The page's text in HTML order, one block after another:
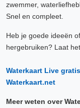
zwemmer,
Snel en compleet.
Heb je goede ideeën
hergebruiken? Laat
Waterkaart Live
Waterkaart.net
Meer weten over